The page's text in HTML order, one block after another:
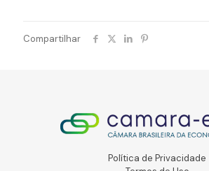
Compartilhar
Política de Privacidade